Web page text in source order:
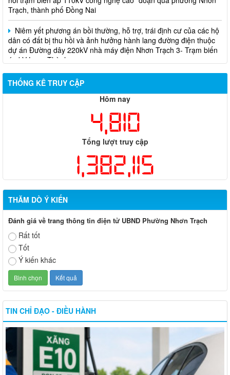
Niêm yết phương án bồi thường, hỗ trợ, trái định cư của các hộ
dân có đất bị thu hồi và ảnh hưởng hành lang đường điện thuộc
dự án Đường dây 220kV nhà máy điện Nhơn Trạch 3- Trạm biến
áp kV Long Thành
Biên bản về việc niêm yết phương án bồi thường, hỗ trợ, tái
định cư của các hộ dân có đất bị thu hồi thuộc dự án nâng cấp
đường 25B cũ đoạn từ Trung tâm huyện Nhơn Trạch ra Quốc lộ
51, huyện Long Thành và huyện Nhơn Trạch
THỐNG KÊ TRUY CẬP
Hôm nay
4,810
Tổng lượt truy cập
1,382,115
THĂM DÒ Ý KIẾN
Đánh giá về trang thông tin điện tử UBND Phường Nhơn Trạch
Rất tốt
Tốt
Ý kiến khác
TIN CHỈ ĐẠO - ĐIỀU HÀNH